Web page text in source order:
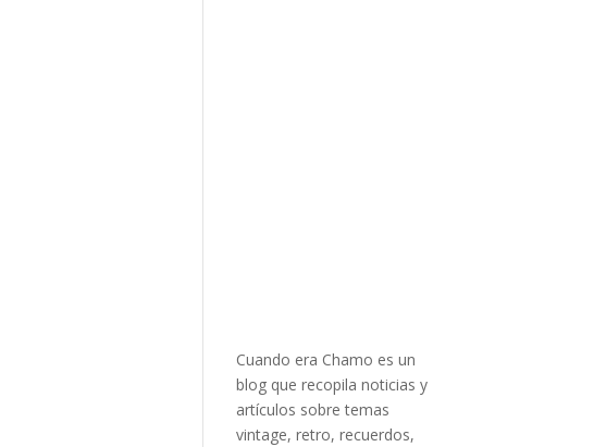
Cuando era Chamo es un
blog que recopila noticias y
artículos sobre temas
vintage, retro, recuerdos,